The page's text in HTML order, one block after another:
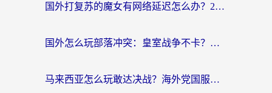
国外打复苏的魔女有网络延迟怎么办？2026海外玩家国服游戏加速全攻略
国外怎么玩部落冲突：皇室战争不卡？海外玩家畅玩国服游戏终极指南
马来西亚怎么玩敢达决战？海外党国服游戏加速避坑指南（附实测推荐）